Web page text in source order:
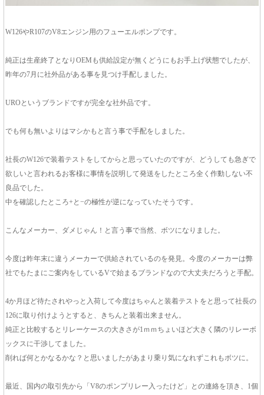
W126やR107のV8エンジン用のフューエルポンプです。
純正は生産終了となりOEMも供給設定が無くどうにもお手上げ状態でしたが、
昨年の7月に社外品がある事を見つけ手配しました。
UROというブランドですが完全な社外品です。
でも何も無いよりはマシかもと言う事で手配をしました。
社長のW126で装着テストをしてからと思っていたのですが、どうしても急ぎで
欲しいと言われるお客様に事情を説明して発送をしたところ全く作動しない不
良品でした。
中を確認したところ+と−の極性が逆になっていたそうです。
こんなメーカー、ダメじゃん！と言う事で当然、ボツになりました。
今度は昨年末に違うメーカーで供給されているのを発見。今度のメーカーは弊
社でもたまにご案内をしているVで始まるブランドなので大丈夫だろうと手配。
4か月ほど待たされやっと入荷して今度はちゃんと装着テストをと思って社長の
126に取り付けようとすると、きちんと装着出来ません。
純正と比較するとリレーケースの大きさが1ｍｍちょいほど大きく隣のリレーボ
ックスに干渉してました。
削れば何とかなるかな？と思いましたがあまり乗り気になれずこれもボツに。
最近、国内の取引先から「V8のポンプリレー入ったけど」との連絡を頂き、1個